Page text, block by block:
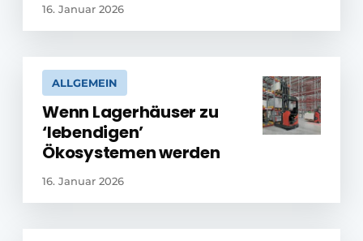
16. Januar 2026
ALLGEMEIN
Wenn Lagerhäuser zu
‘lebendigen’
Ökosystemen werden
16. Januar 2026